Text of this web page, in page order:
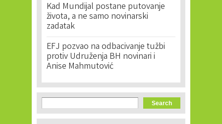
Kad Mundijal postane putovanje
života, a ne samo novinarski
zadatak
EFJ pozvao na odbacivanje tužbi
protiv Udruženja BH novinari i
Anise Mahmutović
Search form
Search